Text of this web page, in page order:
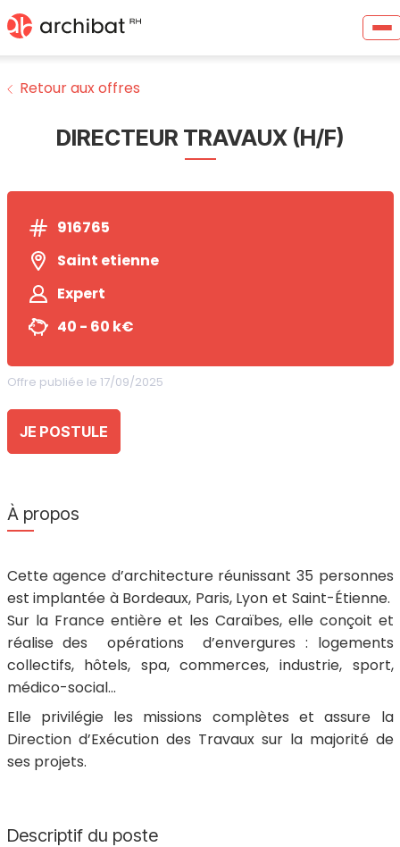
Retour aux offres
DIRECTEUR TRAVAUX (H/F)
916765
Saint etienne
Expert
40 - 60 k€
Offre publiée le 17/09/2025
JE POSTULE
À propos
Cette agence d’architecture réunissant 35 personnes
est implantée à Bordeaux, Paris, Lyon et Saint-Étienne.
Sur la France entière et les Caraïbes, elle conçoit et
réalise des opérations d’envergures : logements
collectifs, hôtels, spa, commerces, industrie, sport,
médico-social…
Elle privilégie les missions complètes et assure la
Direction d’Exécution des Travaux sur la majorité de
ses projets.
Descriptif du poste